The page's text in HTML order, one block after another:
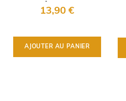
Saponificio Varesino
13,90 €
AJOUTER AU PANIER